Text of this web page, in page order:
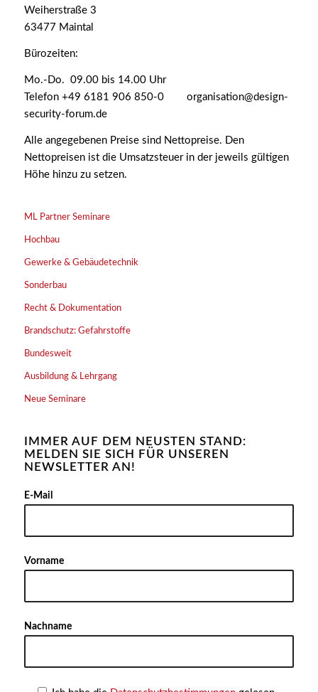
Weiherstraße 3
63477 Maintal
Bürozeiten:
Mo.-Do. 09.00 bis 14.00 Uhr
Telefon +49 6181 906 850-0 organisation@design-
security-forum.de
Alle angegebenen Preise sind Nettopreise. Den
Nettopreisen ist die Umsatzsteuer in der jeweils gültigen
Höhe hinzu zu setzen.
ML Partner Seminare
Hochbau
Gewerke & Gebäudetechnik
Sonderbau
Recht & Dokumentation
Brandschutz: Gefahrstoffe
Bundesweit
Ausbildung & Lehrgang
Neue Seminare
IMMER AUF DEM NEUSTEN STAND:
MELDEN SIE SICH FÜR UNSEREN
NEWSLETTER AN!
E-Mail
Vorname
Nachname